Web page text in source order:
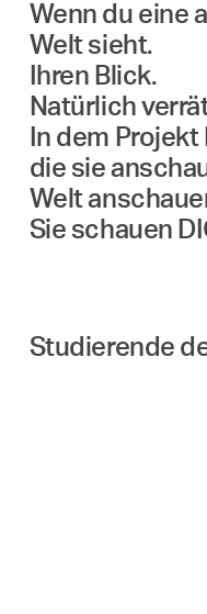
Wenn du eine
Welt sieht.
Ihren Blick.
Natürlich
In dem
die sie
Welt
Sie schauen
Studierende